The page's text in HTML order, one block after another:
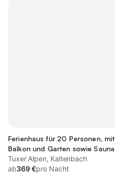
Ferienhaus für 20 Personen, mit
Balkon und Garten sowie Sauna
Tuxer Alpen, Kaltenbach
ab369 €pro Nacht